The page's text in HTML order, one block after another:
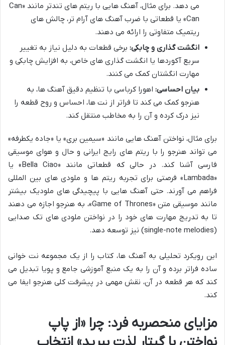
می دهد. برای مثال، آهنگ هایی با ریتم های تندتر مانند «Can
Can» یا قطعاتی با ضرب آهنگ های آرام تر، چالش های
ریتمیک متفاوتی را ارائه می دهند.
انگشت گذاری و چابکی: برخی قطعات به دلیل نیاز به تغییر
سریع آکوردها یا انگشت گذاری های خاص، به افزایش چابکی و
مهارت انگشتان کمک می کنند.
بیان احساسی: اهورا کرباسی با تنظیم دقیق آهنگ ها، به
هنرجو کمک می کند تا فراتر از نت ها، احساس و روح قطعه را
نیز درک کرده و آن را به مخاطب منتقل کند.
برای مثال، نواختن آهنگ هایی مانند «سیمین بری» یا «جاده یکطرفه»
می تواند هنرجو را با ریتم های رایج ایرانی و حال و هوای موسیقی
فارسی آشنا کند. در حالی که قطعاتی مانند «Bella Ciao» یا
«Lambada» فرصتی برای تجربه ریتم ها و ملودی های بین المللی
فراهم می آورند. حتی آهنگ هایی با پیچیدگی های ملودیک بیشتر
مانند موسیقی متن «Game of Thrones»، به هنرجو اجازه می دهند
تا به تدریج مهارت های خود را در نواختن ملودی های تک صدایی
(single-note melodies) نیز توسعه دهد.
این رویکرد تحلیلی به آهنگ ها، کتاب را از یک مجموعه نت خوانی
ساده فراتر برده و آن را به یک منبع آموزشی جامع و پویا تبدیل می
کند که هر قطعه در آن، نقش مهمی در پیشرفت کلی هنرجو ایفا می
کند.
مزایای منحصربه فرد: چرا «از پاپ